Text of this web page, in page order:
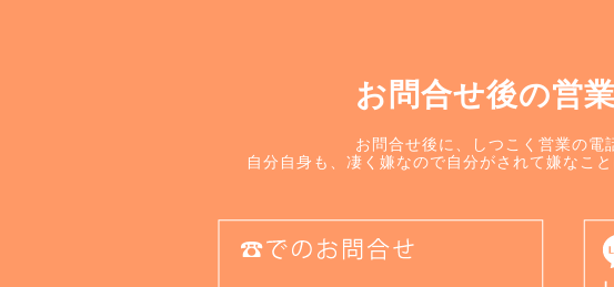
お問合せ後の営
お問合せ後に、しつこく営業の電
自分自身も、凄く嫌なので自分がされて嫌なこ